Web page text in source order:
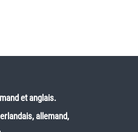
et anglais.
allemand,